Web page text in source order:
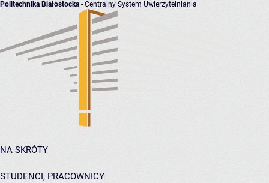
Politechnika Białostocka - Centralny System Uwierzytelniania
NA SKRÓTY
STUDENCI, PRACOWNICY